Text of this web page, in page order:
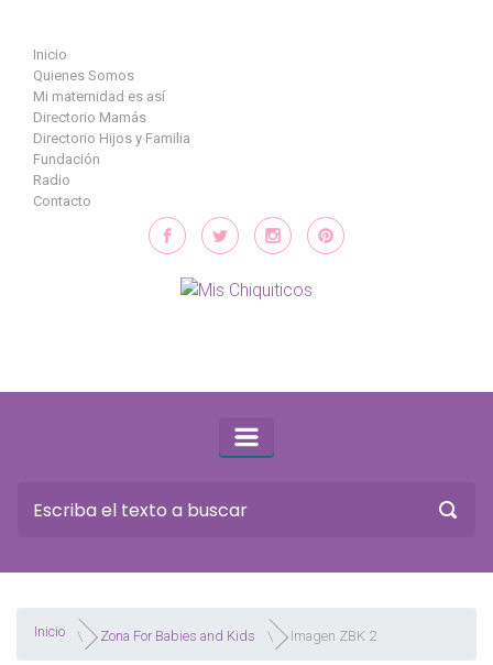
Inicio
Quienes Somos
Mi maternidad es así
Directorio Mamás
Directorio Hijos y Familia
Fundación
Radio
Contacto
Inicio Zona For Babies and Kids Imagen ZBK 2